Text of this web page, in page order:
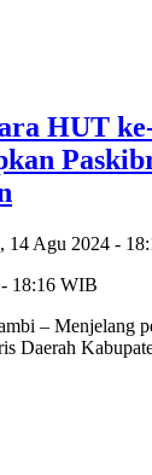
HUT
14 Agu 2024 -
18:16 WIB
– Menjelang
Daerah